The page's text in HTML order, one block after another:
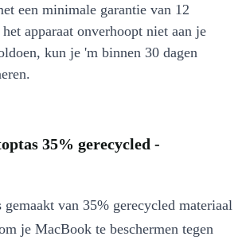
een minimale garantie van 12
apparaat onverhoopt niet aan je
kun je 'm binnen 30 dagen
35% gerecycled -
gemaakt van 35% gerecycled materiaal
je MacBook te beschermen tegen